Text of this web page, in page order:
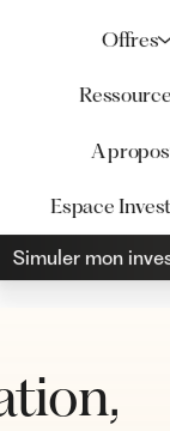
Offres
A propos
Espace
Simuler mon